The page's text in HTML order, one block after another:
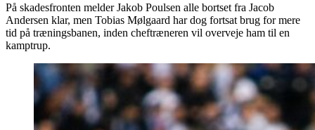
På skadesfronten melder Jakob Poulsen alle bortset fra Jacob
Andersen klar, men Tobias Mølgaard har dog fortsat brug for mere
tid på træningsbanen, inden cheftræneren vil overveje ham til en
kamptrup.